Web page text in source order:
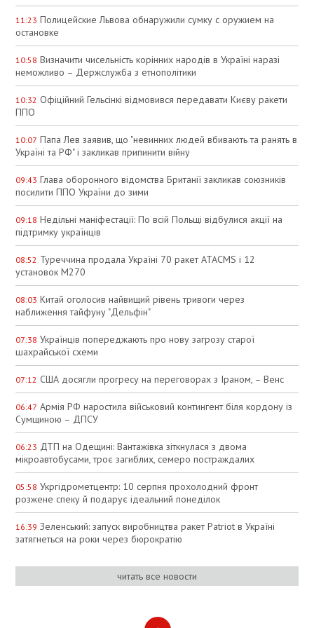
11:23 Полицейские Львова обнаружили сумку с оружием на
остановке
10:58 Визначити чисельність корінних народів в Україні наразі
неможливо – Держслужба з етнополітики
10:32 Офіційний Гельсінкі відмовився передавати Києву ракети
ППО
10:07 Папа Лев заявив, що "невинних людей вбивають та ранять в
Україні та РФ" і закликав припинити війну
09:43 Глава оборонного відомства Британії закликав союзників
посилити ППО України до зими
09:18 Недільні маніфестації: По всій Польщі відбулися акції на
підтримку українців
08:52 Туреччина продала Україні 70 ракет ATACMS і 12
установок M270
08:03 Китай оголосив найвищий рівень тривоги через
наближення тайфуну "Дельфін"
07:38 Українців попереджають про нову загрозу старої
шахрайської схеми
07:12 США досягли прогресу на переговорах з Іраном, – Венс
06:47 Армія РФ наростила військовий контингент біля кордону із
Сумщиною – ДПСУ
06:23 ДТП на Одещині: Вантажівка зіткнулася з двома
мікроавтобусами, троє загиблих, семеро постраждалих
05:58 Укргідрометцентр: 10 серпня прохолодний фронт
розжене спеку й подарує ідеальний понеділок
16:39 Зеленський: запуск виробництва ракет Patriot в Україні
затягнеться на роки через бюрократію
читать все новости